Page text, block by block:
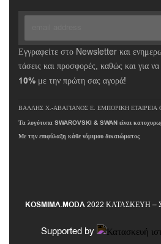
Εγγραφείτε στο Newsletter και
τάσεις και προσφορές, καθώς και για
10% με την πρώτη σας αγορά!
ΒΑΛΛΗΣ Χ.-ΑΒΑΓΙΑΝΟΣ Ε. ΕΜΠΟΡΙΚΗ ΕΤΑΙΡΕΙΑ
Τα λογότυπα SWAROVSKI & SWAN είναι
Με την επιφύλαξη κάθε νόμιμου δικαιώματος
KOSMIMA.MODA2022 ΚΑΤΑΣΚΕΥΗ –
Supported by